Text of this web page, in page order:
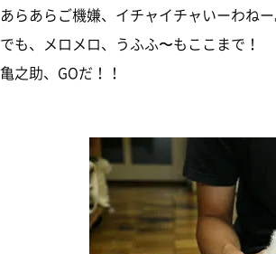
あらあらご機嫌、イチャイチャいーわね
でも、メロメロ、うふふ〜もここまで！
亀之助、GOだ！！